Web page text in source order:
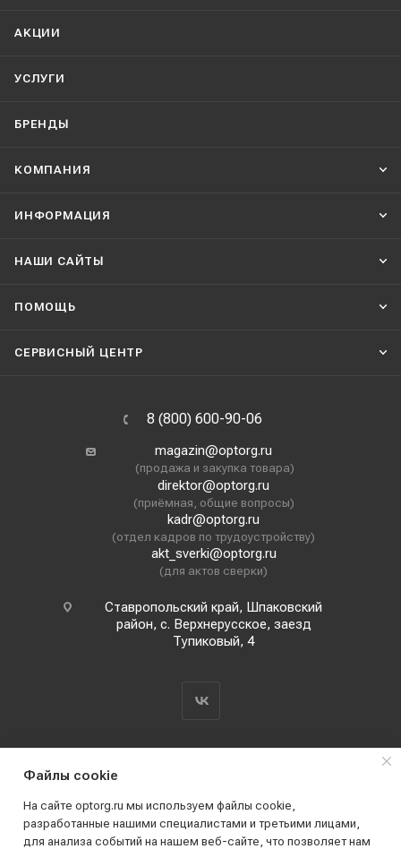
АКЦИИ
УСЛУГИ
БРЕНДЫ
КОМПАНИЯ
ИНФОРМАЦИЯ
НАШИ CАЙТЫ
ПОМОЩЬ
СЕРВИСНЫЙ ЦЕНТР
8 (800) 600-90-06
magazin@optorg.ru
(продажа и закупка товара)
direktor@optorg.ru
(приёмная, общие вопросы)
kadr@optorg.ru
(отдел кадров по трудоустройству)
akt_sverki@optorg.ru
(для актов сверки)
Ставропольский край, Шпаковский
район, с. Верхнерусское, заезд
Тупиковый, 4
2019 - 2026 © АО КПК "Ставропольстройопторг"
Файлы cookie
На сайте optorg.ru мы используем файлы cookie,
разработанные нашими специалистами и третьими лицами,
для анализа событий на нашем веб-сайте, что позволяет нам